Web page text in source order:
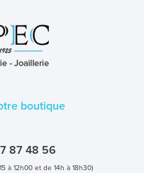
boutique
87 48 56
à 12h00 et de 14h à 18h30)